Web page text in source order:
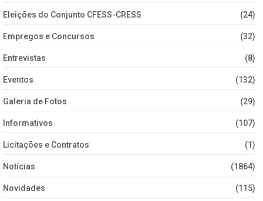
Eleições do Conjunto CFESS-CRESS (24)
Empregos e Concursos (32)
Entrevistas (8)
Eventos (132)
Galeria de Fotos (29)
Informativos (107)
Licitações e Contratos (1)
Notícias (1864)
Novidades (115)